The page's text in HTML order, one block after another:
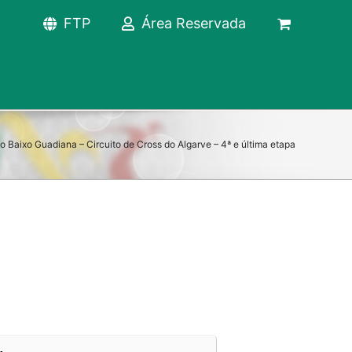
FTP Área Reservada
Baixo Guadiana – Circuito de Cross do Algarve – 4ª e última etapa